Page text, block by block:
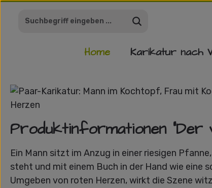
Home Karikatur nach
Bildergalerie überspringen
Produktinformationen "Der
Ein Mann sitzt im Anzug in einer riesigen
steht und mit einem Buch in der Hand wie eine
Umgeben von roten Herzen, wirkt die Szene